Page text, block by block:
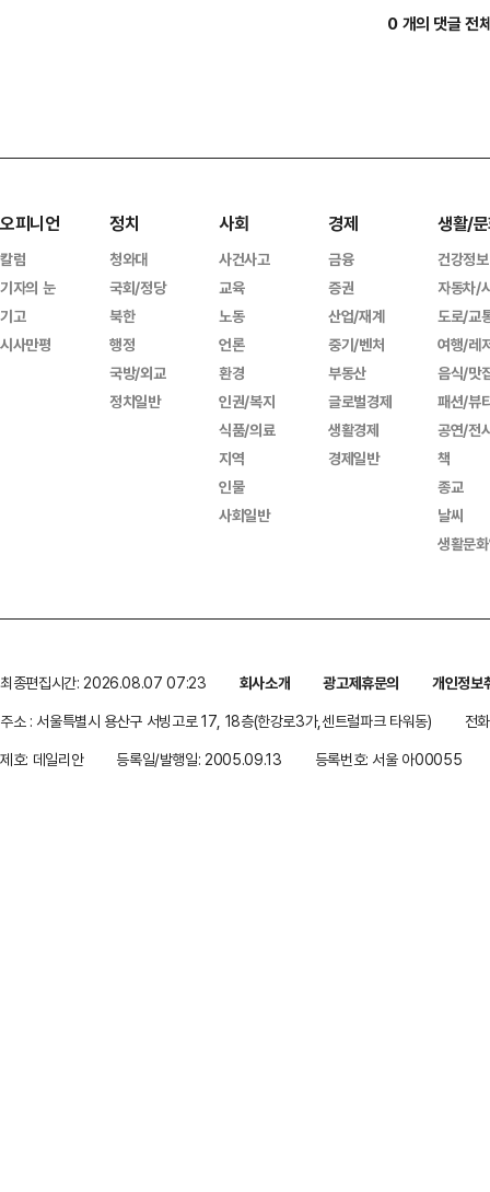
0 개의 댓글 전
오피니언
칼럼
기자의 눈
기고
시사만평
정치
청와대
국회/정당
북한
행정
국방/외교
정치일반
사회
사건사고
교육
노동
언론
환경
인권/복지
식품/의료
지역
인물
사회일반
경제
금융
증권
산업/재계
중기/벤처
부동산
글로벌경제
생활경제
경제일반
생활/
건강정보
자동차/
도로/교
여행/레
음식/맛
패션/뷰
공연/전
책
종교
날씨
생활문
최종편집시간: 2026.08.07 07:23 회사소개 광고제휴문의
개인정보
주소 : 서울특별시 용산구 서빙고로 17, 18층(한강로3가,센트럴파크 타워동)
전
제호: 데일리안
등록일/발행일: 2005.09.13 등록번호: 서울 아00055